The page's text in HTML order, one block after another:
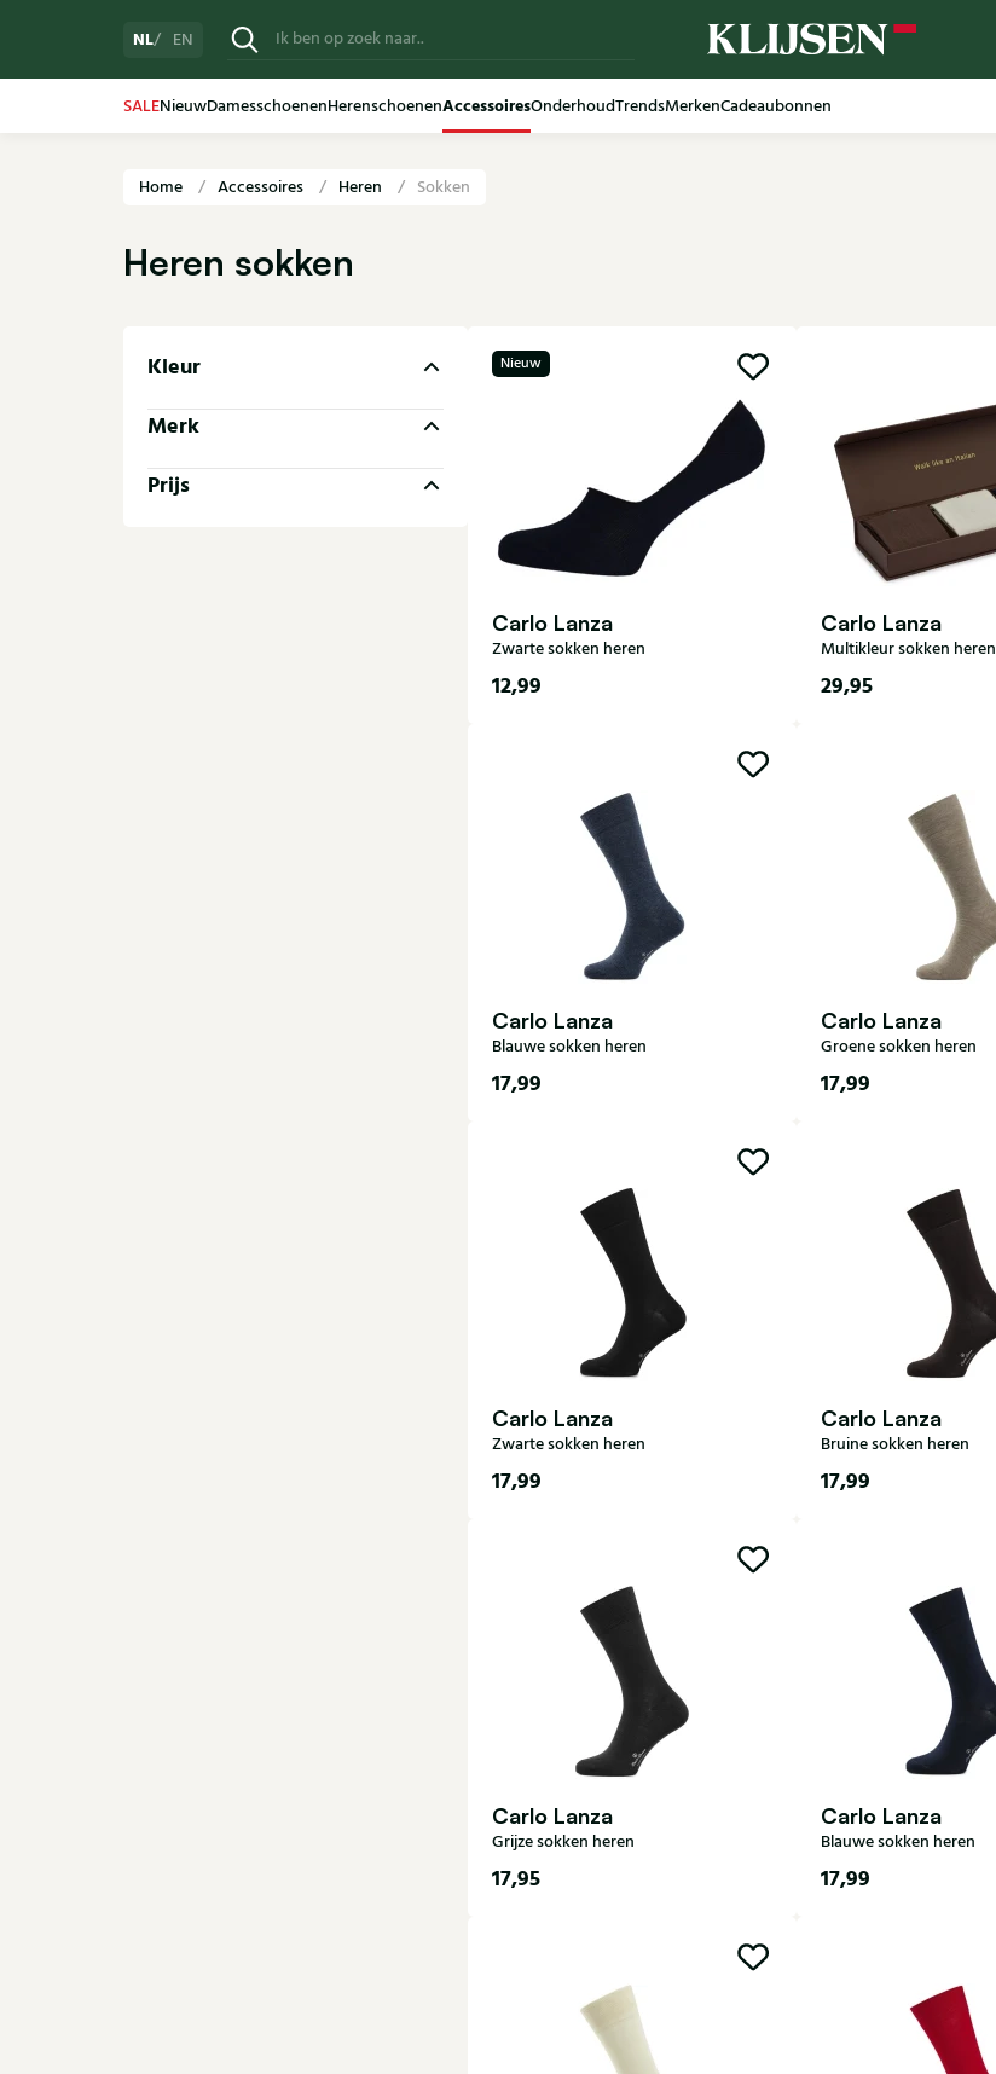
NL EN
SALENieuwDamesschoenenHerenschoenenAccessoiresOnderhoudTrendsMerkenCadeaubonnen
Home Accessoires Heren Sokken
Heren sokken
Kleur
Merk
Prijs
Nieuw
Carlo Lanza
Zwarte sokken heren
12,99
Carlo Lanza
Multikleur sokken heren
29,95
Carlo Lanza
Blauwe sokken heren
17,99
Carlo Lanza
Groene sokken heren
17,99
Carlo Lanza
Zwarte sokken heren
17,99
Carlo Lanza
Bruine sokken heren
17,99
Carlo Lanza
Grijze sokken heren
17,95
Carlo Lanza
Blauwe sokken heren
17,99